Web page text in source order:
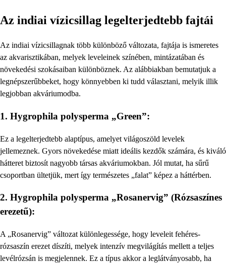
Az indiai vízicsillag legelterjedtebb fajtái
Az indiai vízicsillagnak több különböző változata, fajtája is ismeretes
az akvarisztikában, melyek leveleinek színében, mintázatában és
növekedési szokásaiban különböznek. Az alábbiakban bemutatjuk a
legnépszerűbbeket, hogy könnyebben ki tudd választani, melyik illik
legjobban akváriumodba.
1. Hygrophila polysperma „Green”:
Ez a legelterjedtebb alaptípus, amelyet világoszöld levelek
jellemeznek. Gyors növekedése miatt ideális kezdők számára, és kiváló
hátteret biztosít nagyobb társas akváriumokban. Jól mutat, ha sűrű
csoportban ültetjük, mert így természetes „falat” képez a háttérben.
2. Hygrophila polysperma „Rosanervig” (Rózsaszínes
erezetű):
A „Rosanervig” változat különlegessége, hogy leveleit fehéres-
rózsaszín erezet díszíti, melyek intenzív megvilágítás mellett a teljes
levélrózsán is megjelennek. Ez a típus akkor a leglátványosabb, ha